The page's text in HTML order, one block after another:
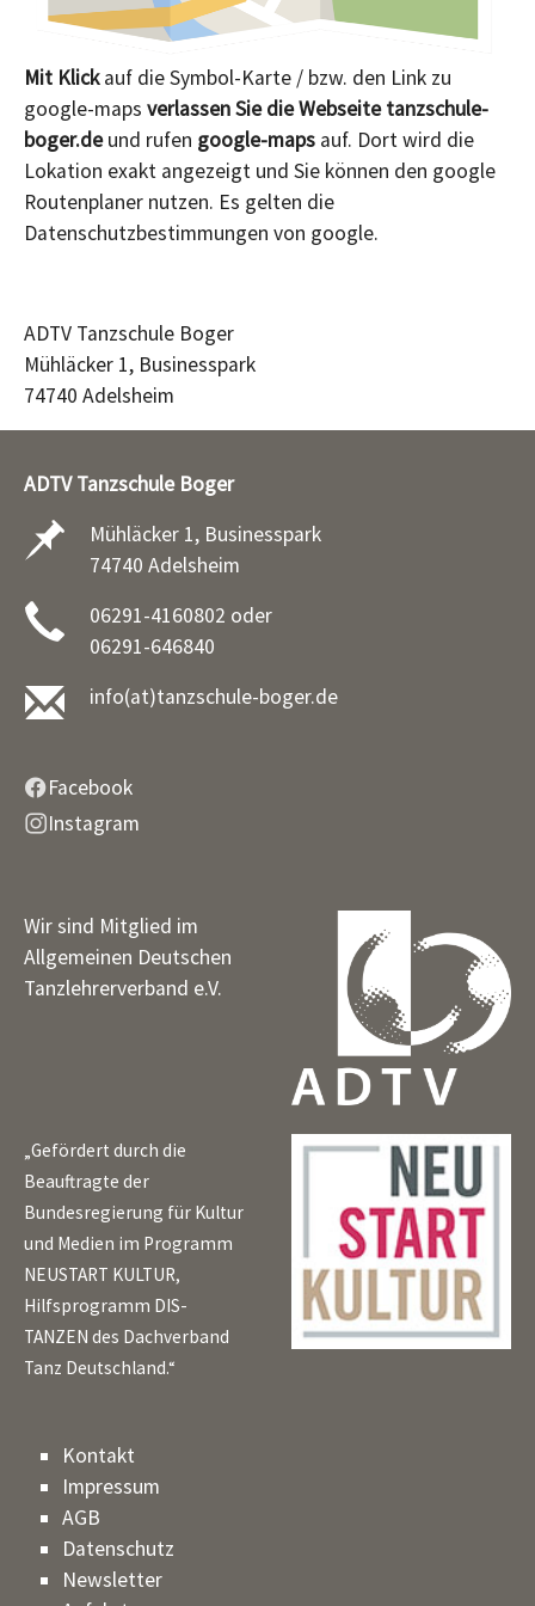
Mit Klickauf die Symbol-Karte / bzw. den Link zu
google-maps verlassen Sie die Webseite tanzschule-
boger.deund rufen google-maps auf. Dort wird die
Lokation exakt angezeigt und Sie können den google
Routenplaner nutzen. Es gelten die
Datenschutzbestimmungen von google.
ADTV Tanzschule Boger
Mühläcker 1, Businesspark
74740 Adelsheim
ADTV Tanzschule Boger
Mühläcker 1, Businesspark
74740 Adelsheim
06291-4160802 oder
06291-646840
info(at)tanzschule-boger.de
Facebook
Instagram
Wir sind Mitglied im
Allgemeinen Deutschen
Tanzlehrerverband e.V.
„Gefördert durch die
Beauftragte der
Bundesregierung für Kultur
und Medien im Programm
NEUSTART KULTUR,
Hilfsprogramm DIS-
TANZEN des Dachverband
Tanz Deutschland.“
Kontakt
Impressum
AGB
Datenschutz
Newsletter